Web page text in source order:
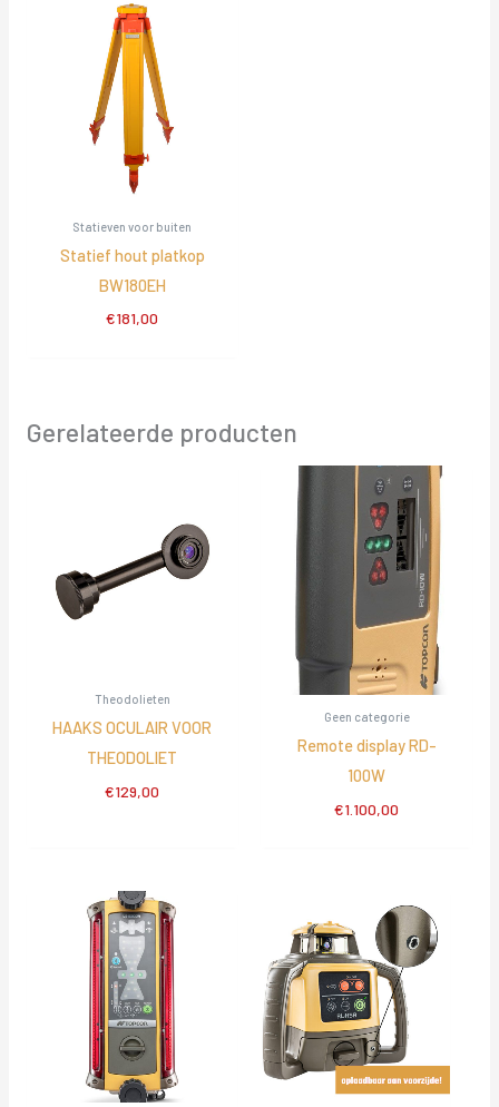
Statieven voor buiten
Statief hout platkop
BW180EH
€181,00
Gerelateerde producten
Theodolieten
HAAKS OCULAIR VOOR
THEODOLIET
€129,00
Geen categorie
Remote display RD-
100W
€1.100,00